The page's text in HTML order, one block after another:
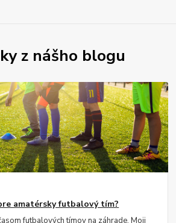
z nášho blogu
amatérsky futbalový tím?
futbalových tímov na záhrade. Moji